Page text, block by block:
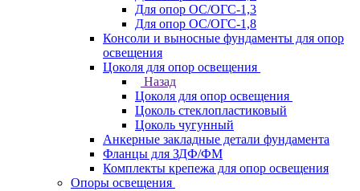
Для опор ОС/ОГС-1,3
Для опор ОС/ОГС-1,8
Консоли и выносные фундаменты для опор
освещения
Цоколя для опор освещения
Назад
Цоколя для опор освещения
Цоколь стеклопластиковый
Цоколь чугунный
Анкерные закладные детали фундамента
Фланцы для ЗДФ/ФМ
Комплекты крепежа для опор освещения
Опоры освещения